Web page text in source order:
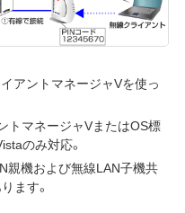
アントマネージャVを使っ
トマネージャVまたはOS標
のみ対応。
親機および無線LAN子機共
ます。